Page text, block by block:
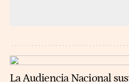
La Audiencia Nacional